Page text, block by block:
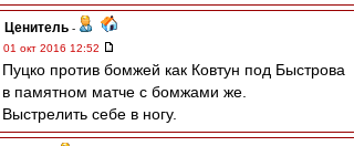
Ценитель -
01 окт 2016 12:52
Пуцко против бомжей как Ковтун под Быстрова
в памятном матче с бомжами же.
Выстрелить себе в ногу.